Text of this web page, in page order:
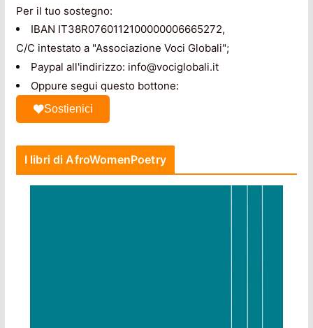
Per il tuo sostegno:
IBAN IT38R0760112100000006665272,
C/C intestato a "Associazione Voci Globali";
Paypal all'indirizzo: info@vociglobali.it
Oppure segui questo bottone:
Sostienici
I libri di AfroWomenPoetry